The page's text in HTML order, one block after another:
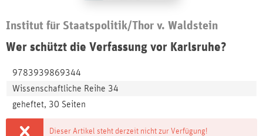
Institut für Staatspolitik/Thor v. Waldstein
Wer schützt die Verfassung vor Karlsruhe?
9783939869344
Wissenschaftliche Reihe 34
geheftet, 30 Seiten
Dieser Artikel steht derzeit nicht zur Verfügung!